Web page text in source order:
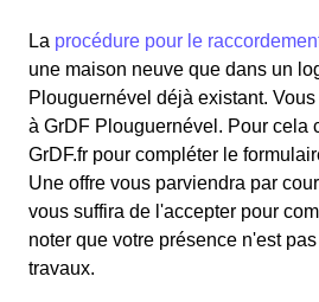
La procédure pour le
une maison neuve que dans un
Plouguernével déjà existant.
à GrDF Plouguernével. Pour cela
GrDF.fr pour compléter le
Une offre vous parviendra par
vous suffira de l'accepter pour
noter que votre présence n'est
travaux.